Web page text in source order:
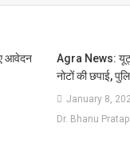
आवेदन
Agra News:
नोटों की छपाई,
January 8,
Dr. Bhanu